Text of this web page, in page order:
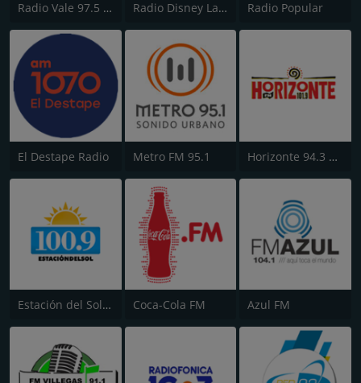
Radio Vale 97.5 FM Radio Disney Latinoamérica Radio Popular
El Destape Radio Metro FM 95.1 Horizonte 94.3 FM
Estación del Sol 100.9 FM Coca-Cola FM Azul FM